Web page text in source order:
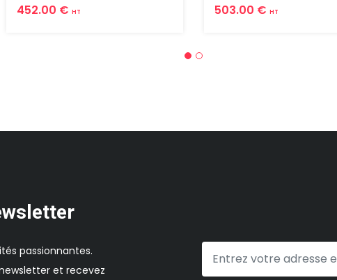
452.00 € HT 503.00 € HT
passionnantes.
et recevez